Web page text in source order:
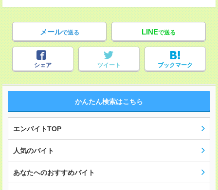
メールで送る LINEで送る
シェア ツイート ブックマーク
かんたん検索はこちら
エンバイトTOP
人気のバイト
あなたへのおすすめバイト